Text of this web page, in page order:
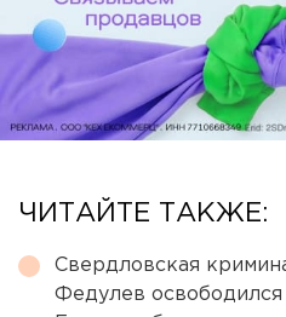
ЧИТАЙТЕ ТАКЖЕ:
Свердловская
Федулев освободился